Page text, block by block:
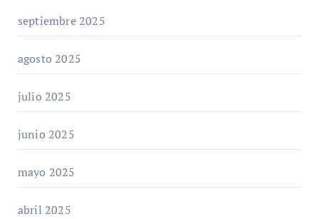
septiembre 2025
agosto 2025
julio 2025
junio 2025
mayo 2025
abril 2025